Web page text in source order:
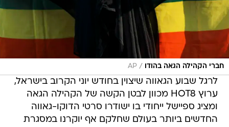
חברי הקהילה הגאה בהודו /
AP
לרגל שבוע הגאווה שיצוין בחודש יוני הקרוב בישראל,
ערוץ HOT8 מכוון לבטן הקשה של הקהילה הגאה
ומציג ספיישל ייחודי בו ישודרו סרטי הדוקו-גאווה
החדשים ביותר בעולם שחלקם אף יוקרנו במסגרת